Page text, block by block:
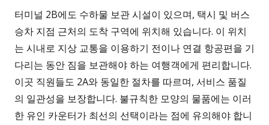
터미널 2B에도 수하물 보관 시설이 있으며, 택시 및 버스
승차 지점 근처의 도착 구역에 위치해 있습니다. 이 위치
는 시내로 지상 교통을 이용하기 전이나 연결 항공편을 기
다리는 동안 짐을 보관해야 하는 여행객에게 편리합니다.
이곳 직원들도 2A와 동일한 절차를 따르며, 서비스 품질
의 일관성을 보장합니다. 불규칙한 모양의 물품에는 이러
한 유인 카운터가 최선의 선택이라는 점에 유의해야 합니